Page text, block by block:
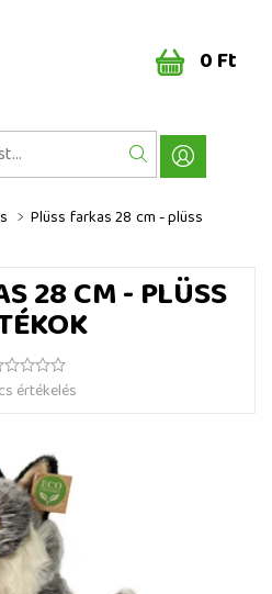
0 Ft
Plüss farkas 28 cm - plüss
28 CM - PLÜSS
értékelés